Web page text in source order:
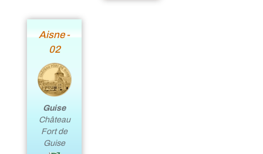
Aisne -
02
Guise
Château
Fort de
Guise